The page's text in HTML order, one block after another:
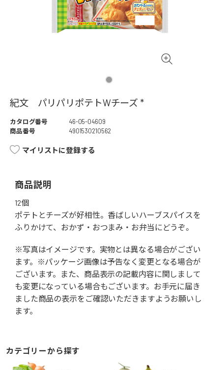
紀文 パリパリポテトWチーズ *
カタログ番号
46-05-04609
商品番号
4901530210562
マイリストに登録する
商品説明
12個
ポテトとチーズが好相性。香ばしいハーブスパイスを
ふりかけて、おかず・おつまみ・お弁当にどうぞ。
※写真はイメージです。実物とは異なる場合がござい
ます。※パッケージ画像は予告なく変更となる場合が
ございます。また、商品表示の記載内容に関しまして
も変更になっている場合もございます。お手元に届き
ました商品の表示をご確認いただきますようお願いし
ます。
カテゴリーから探す